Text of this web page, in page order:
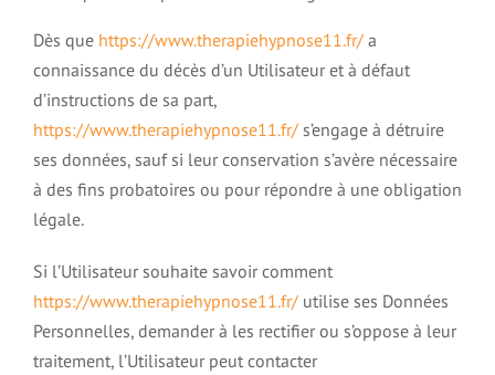
Dès que https://www.therapiehypnose11.fr/a
connaissance du décès d’un Utilisateur et à défaut
d’instructions de sa part,
https://www.therapiehypnose11.fr/s’engage à détruire
ses données, sauf si leur conservation s’avère nécessaire
à des fins probatoires ou pour répondre à une obligation
légale.
Si l’Utilisateur souhaite savoir comment
https://www.therapiehypnose11.fr/utilise ses Données
Personnelles, demander à les rectifier ou s’oppose à leur
traitement, l’Utilisateur peut contacter